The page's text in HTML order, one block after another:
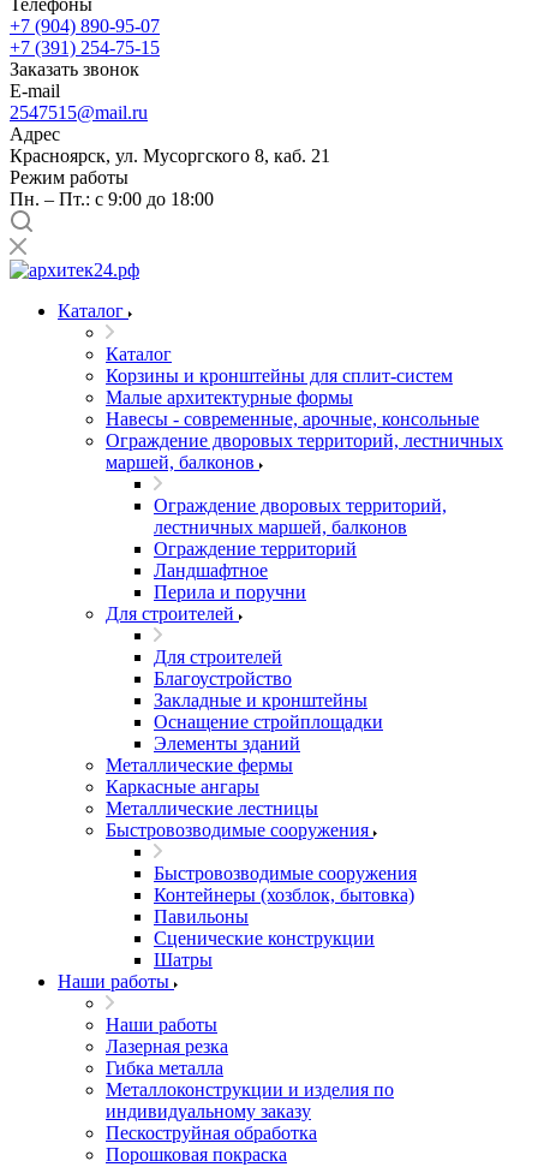
Телефоны
+7 (904) 890-95-07
+7 (391) 254-75-15
Заказать звонок
E-mail
2547515@mail.ru
Адрес
Красноярск, ул. Мусоргского 8, каб. 21
Режим работы
Пн. – Пт.: с 9:00 до 18:00
Каталог
Каталог
Корзины и кронштейны для сплит-систем
Малые архитектурные формы
Навесы - современные, арочные, консольные
Ограждение дворовых территорий, лестничных
маршей, балконов
Ограждение дворовых территорий,
лестничных маршей, балконов
Ограждение территорий
Ландшафтное
Перила и поручни
Для строителей
Для строителей
Благоустройство
Закладные и кронштейны
Оснащение стройплощадки
Элементы зданий
Металлические фермы
Каркасные ангары
Металлические лестницы
Быстровозводимые сооружения
Быстровозводимые сооружения
Контейнеры (хозблок, бытовка)
Павильоны
Сценические конструкции
Шатры
Наши работы
Наши работы
Лазерная резка
Гибка металла
Металлоконструкции и изделия по
индивидуальному заказу
Пескоструйная обработка
Порошковая покраска